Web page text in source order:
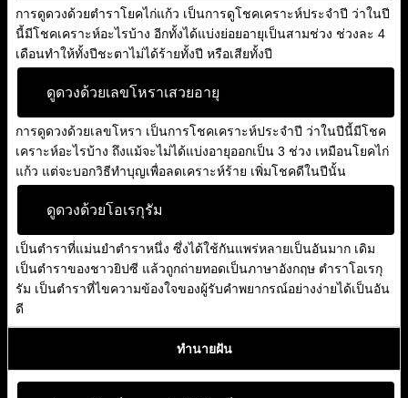
การดูดวงด้วยตำราโยคไก่แก้ว เป็นการดูโชคเคราะห์ประจำปี ว่าในปี
นี้มีโชคเคราะห์อะไรบ้าง อีกทั้งได้แบ่งย่อยอายุเป็นสามช่วง ช่วงละ 4
เดือนทำให้ทั้งปีชะตาไม่ได้ร้ายทั้งปี หรือเสียทั้งปี
ดูดวงด้วยเลขโหราเสวยอายุ
การดูดวงด้วยเลขโหรา เป็นการโชคเคราะห์ประจำปี ว่าในปีนี้มีโชค
เคราะห์อะไรบ้าง ถึงแม้จะไม่ได้แบ่งอายุออกเป็น 3 ช่วง เหมือนโยคไก่
แก้ว แต่จะบอกวิธีทำบุญเพื่อลดเคราะห์ร้าย เพิ่มโชคดีในปีนั้น
ดูดวงด้วยโอเรกุรัม
เป็นตำราที่แม่นยำตำราหนึ่ง ซึ่งได้ใช้กันแพร่หลายเป็นอันมาก เดิม
เป็นตำราของชาวยิปซี แล้วถูกถ่ายทอดเป็นภาษาอังกฤษ ตำราโอเรกุ
รัม เป็นตำราที่ไขความข้องใจของผู้รับคำพยากรณ์อย่างง่ายได้เป็นอัน
ดี
ทำนายฝัน